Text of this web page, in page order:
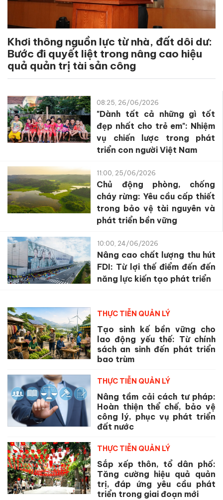
Khơi thông nguồn lực từ nhà, đất dôi dư:
Bước đi quyết liệt trong nâng cao hiệu
quả quản trị tài sản công
08:25, 26/06/2026
"Dành tất cả những gì tốt
đẹp nhất cho trẻ em": Nhiệm
vụ chiến lược trong phát
triển con người Việt Nam
11:00, 25/06/2026
Chủ động phòng, chống
cháy rừng: Yêu cầu cấp thiết
trong bảo vệ tài nguyên và
phát triển bền vững
10:00, 24/06/2026
Nâng cao chất lượng thu hút
FDI: Từ lợi thế điểm đến đến
năng lực kiến tạo phát triển
THỰC TIỄN QUẢN LÝ
Tạo sinh kế bền vững cho
lao động yếu thế: Từ chính
sách an sinh đến phát triển
bao trùm
THỰC TIỄN QUẢN LÝ
Nâng tầm cải cách tư pháp:
Hoàn thiện thể chế, bảo vệ
công lý, phục vụ phát triển
đất nước
THỰC TIỄN QUẢN LÝ
Sắp xếp thôn, tổ dân phố:
Tăng cường hiệu quả quản
trị, đáp ứng yêu cầu phát
triển trong giai đoạn mới